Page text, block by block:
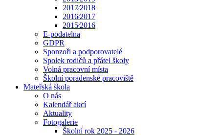
2017⁄2018
2016⁄2017
2015⁄2016
E-podatelna
GDPR
Sponzoři a podporovatelé
Spolek rodičů a přátel školy
Volná pracovní místa
Školní poradenské pracoviště
Mateřská škola
O nás
Kalendář akcí
Aktuality
Fotogalerie
Školní rok 2025 - 2026